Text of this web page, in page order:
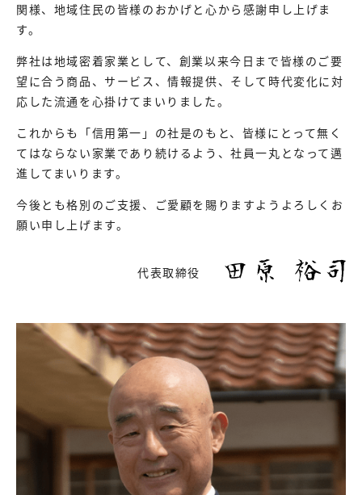
関様、地域住民の皆様のおかげと心から感謝申し上げま
す。
弊社は地域密着家業として、創業以来今日まで皆様のご要
望に合う商品、サービス、情報提供、そして時代変化に対
応した流通を心掛けてまいりました。
これからも「信用第一」の社是のもと、皆様にとって無く
てはならない家業であり続けるよう、社員一丸となって邁
進してまいります。
今後とも格別のご支援、ご愛顧を賜りますようよろしくお
願い申し上げます。
代表取締役